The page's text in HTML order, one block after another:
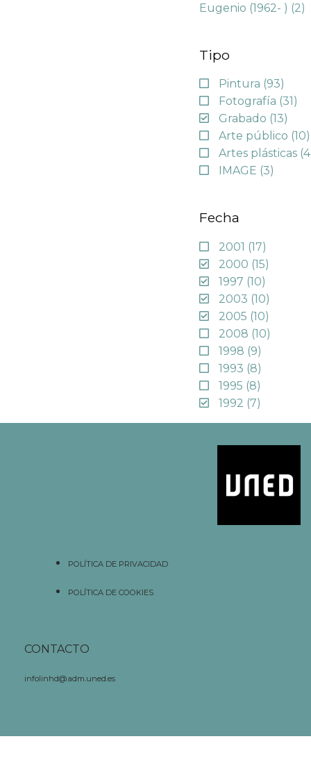
Eugenio (1962- ) (2)
Tipo
Pintura (93)
Fotografía (31)
Grabado (13)
Arte público (10)
Artes plásticas
IMAGE (3)
Fecha
2001 (17)
2000 (15)
1997 (10)
2003 (10)
2005 (10)
2008 (10)
1998 (9)
1993 (8)
1995 (8)
1992 (7)
POLÍTICA DE PRIVACIDAD
POLÍTICA DE COOKIES
CONTACTO
infolinhd@adm.uned.es